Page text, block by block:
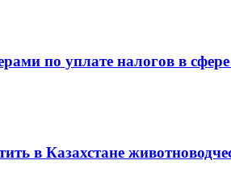
по уплате налогов в
в Казахстане